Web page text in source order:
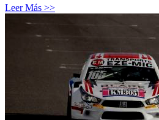
Leer Más >>